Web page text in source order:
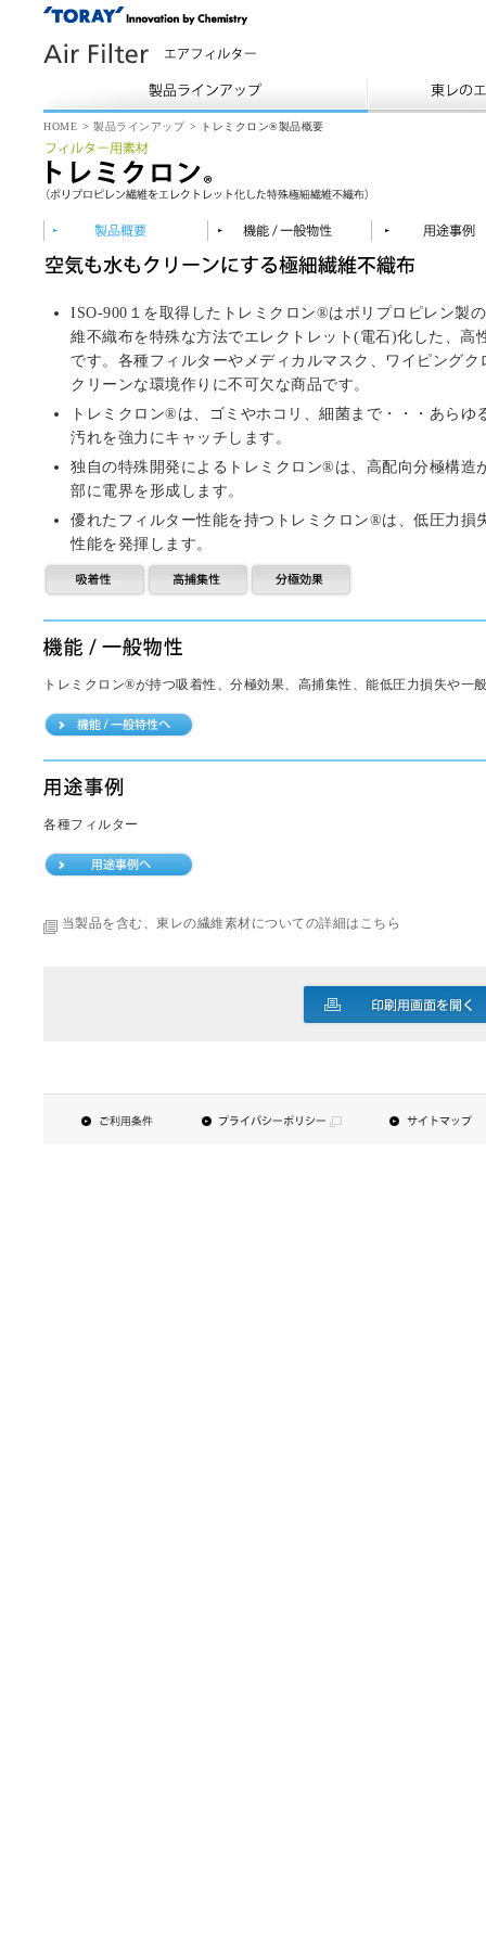
HOME > 製品ラインアップ > トレミクロン®製品概要
ISO-900１を取得したトレミクロン®はポリプロピレン製
維不織布を特殊な方法でエレクトレット(電石)化した、高
です。各種フィルターやメディカルマスク、ワイピングク
クリーンな環境作りに不可欠な商品です。
トレミクロン®は、ゴミやホコリ、細菌まで・・・あらゆ
汚れを強力にキャッチします。
独自の特殊開発によるトレミクロン®は、高配向分極構造
部に電界を形成します。
優れたフィルター性能を持つトレミクロン®は、低圧力損
性能を発揮します。
トレミクロン®が持つ吸着性、分極効果、高捕集性、能低圧力損失や一
各種フィルター
当製品を含む、東レの繊維素材についての詳細はこちら